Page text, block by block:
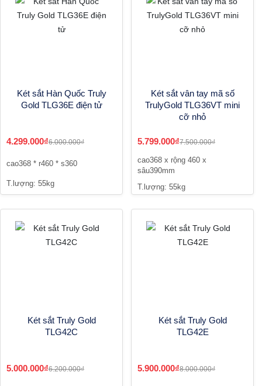
Két sắt Hàn Quốc Truly
Gold TLG36E điện tử
4.299.000₫6.000.000₫
cao368 * r460 * s360
T.lượng: 55kg
Két sắt vân tay mã số
TrulyGold TLG36VT mini
cỡ nhỏ
5.799.000₫7.500.000₫
cao368 x rộng 460 x
sâu390mm
T.lượng: 55kg
Két sắt Truly Gold
TLG42C
5.000.000₫6.200.000₫
Két sắt Truly Gold
TLG42E
5.900.000₫8.000.000₫